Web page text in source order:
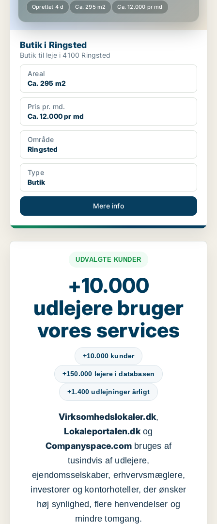
Oprettet 4 d Ca. 295 m2 Ca. 12.000 pr md
Butik i Ringsted
Butik til leje i 4100 Ringsted
Areal
Ca. 295 m2
Pris pr. md.
Ca. 12.000 pr md
Område
Ringsted
Type
Butik
Mere info
UDVALGTE KUNDER
+10.000
udlejere bruger
vores services
+10.000 kunder
+150.000 lejere i databasen
+1.400 udlejninger årligt
Virksomhedslokaler.dk,
Lokaleportalen.dkog
Companyspace.com bruges af
tusindvis af udlejere,
ejendomsselskaber, erhvervsmæglere,
investorer og kontorhoteller, der ønsker
høj synlighed, flere henvendelser og
mindre tomgang.